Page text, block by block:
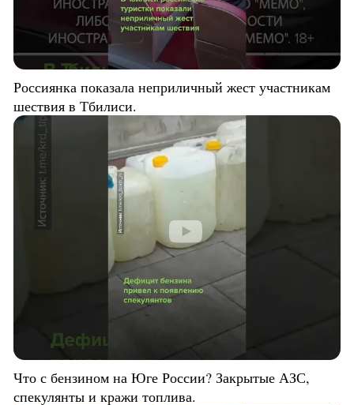
Россиянка показала неприличный жест участникам
шествия в Тбилиси.
Что с бензином на Юге России? Закрытые АЗС,
спекулянты и кражи топлива.